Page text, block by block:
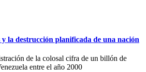
la destrucción planificada de una nación
de la colosal cifra de un billón de
entre el año 2000